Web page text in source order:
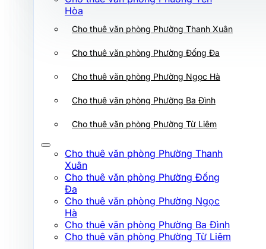
Cho thuê văn phòng Phường Ba Đình
Cho thuê văn phòng Phường Từ Liêm
Cho thuê văn phòng Phường Thanh
Cho thuê văn phòng Phường Đống
Cho thuê văn phòng Phường Ngọc
Cho thuê văn phòng Phường Ba Đình
Cho thuê văn phòng Phường Tây Hồ
Cho thuê văn phòng Phường Xuân Đỉnh
Cho thuê văn phòng Phường Hoàng Mai
Cho thuê văn phòng Phường Láng
Hòa
Cho thuê văn phòng Phường Thanh Xuân
Cho thuê văn phòng Phường Đống Đa
Cho thuê văn phòng Phường Ngọc Hà
Cho thuê văn phòng Phường Ba Đình
Cho thuê văn phòng Phường Từ Liêm
Cho thuê văn phòng Phường Thanh
Xuân
Cho thuê văn phòng Phường Đống
Đa
Cho thuê văn phòng Phường Ngọc
Hà
Cho thuê văn phòng Phường Ba Đình
Cho thuê văn phòng Phường Từ Liêm